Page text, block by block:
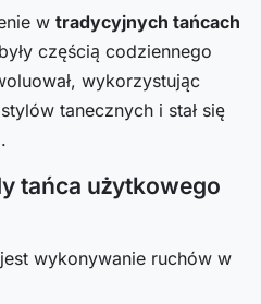
w tradycyjnych tańcach
częścią codziennego
wykorzystując
tanecznych i stał się
tańca użytkowego
wykonywanie ruchów w